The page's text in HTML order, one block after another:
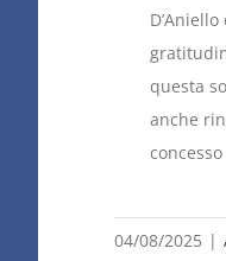
questa
anche
04/08/2025 |